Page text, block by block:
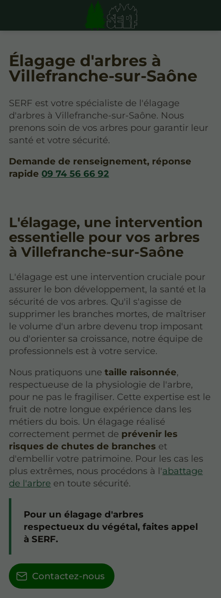
Élagage d'arbres à
Villefranche-sur-Saône
SERF est votre spécialiste de l'élagage
d'arbres à Villefranche-sur-Saône. Nous
prenons soin de vos arbres pour garantir leur
santé et votre sécurité.
Demande de renseignement, réponse
rapide 09 74 56 66 92
L'élagage, une intervention
essentielle pour vos arbres
à Villefranche-sur-Saône
L'élagage est une intervention cruciale pour
assurer le bon développement, la santé et la
sécurité de vos arbres. Qu'il s'agisse de
supprimer les branches mortes, de maîtriser
le volume d'un arbre devenu trop imposant
ou d'orienter sa croissance, notre équipe de
professionnels est à votre service.
Nous pratiquons unetaille raisonnée,
respectueuse de la physiologie de l'arbre,
pour ne pas le fragiliser. Cette expertise est le
fruit de notre longue expérience dans les
métiers du bois. Un élagage réalisé
correctement permet de prévenir les
risques de chutes de branches et
d'embellir votre patrimoine. Pour les cas les
plus extrêmes, nous procédons à l'abattage
de l'arbre en toute sécurité.
Pour un élagage d'arbres
respectueux du végétal, faites appel
à SERF.
Contactez-nous